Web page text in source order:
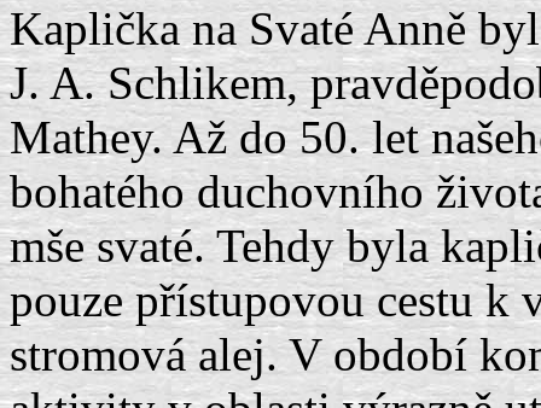
Kaplička na Svaté Anně
J. A. Schlikem,
Mathey. Až do 50. let
bohatého duchovního
mše svaté. Tehdy byla
pouze přístupovou cestu k
stromová alej. V období